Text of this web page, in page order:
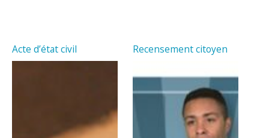
Acte d’état civil Recensement citoyen